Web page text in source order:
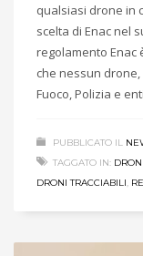
qualsiasi drone in
scelta di Enac nel
regolamento Enac
che nessun
Fuoco, Polizia e
PUBBLICATO IL
TAGGATO IN:
DRONI TRACCIABILI